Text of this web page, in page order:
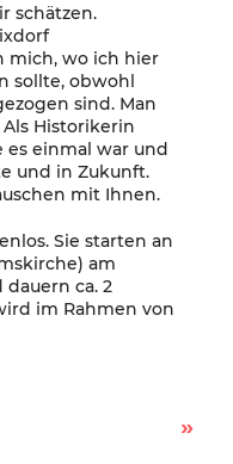
schätzen.
mich, wo ich hier
sollte, obwohl
sind. Man
Historikerin
es einmal war und
und in Zukunft.
mit Ihnen.
Sie starten an
am
ca. 2
im Rahmen von